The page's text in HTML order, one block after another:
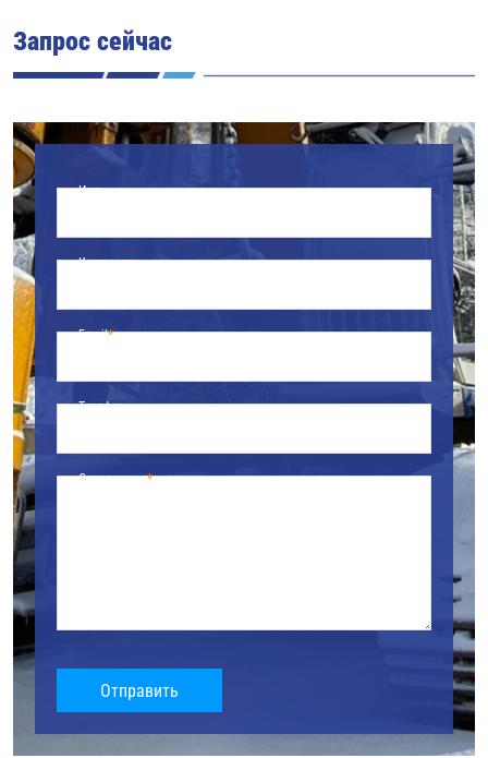
Запрос сейчас
Имя
Компания
Email
Телефон
Содержание
Отправить